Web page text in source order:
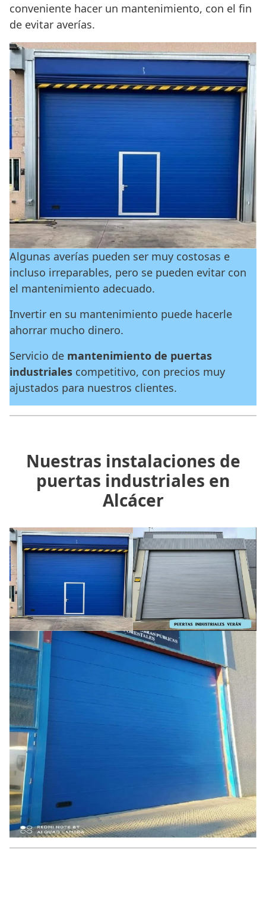
conveniente hacer un mantenimiento, con el fin
de evitar averías.
Algunas averías pueden ser muy costosas e
incluso irreparables, pero se pueden evitar con
el mantenimiento adecuado.
Invertir en su mantenimiento puede hacerle
ahorrar mucho dinero.
Servicio de mantenimiento de puertas
industriales competitivo, con precios muy
ajustados para nuestros clientes.
Nuestras instalaciones de
puertas industriales en
Alcácer